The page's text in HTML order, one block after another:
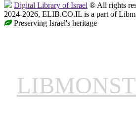
Digital Library of Israel ® All rights
2024-2026, ELIB.CO.IL is a part of
Preserving Israel's heritage